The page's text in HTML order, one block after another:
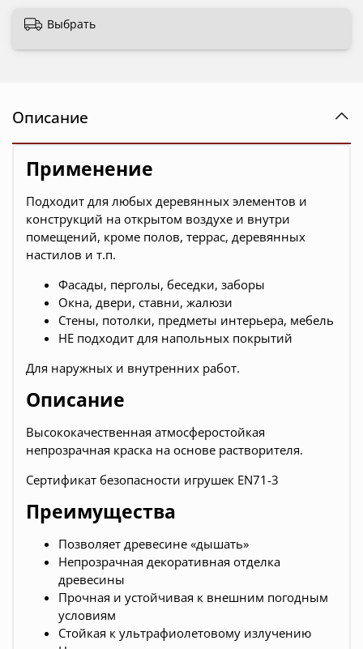
Выбрать
Описание
Применение
Подходит для любых деревянных элементов и
конструкций на открытом воздухе и внутри
помещений, кроме полов, террас, деревянных
настилов и т.п.
Фасады, перголы, беседки, заборы
Окна, двери, ставни, жалюзи
Стены, потолки, предметы интерьера, мебель
НЕ подходит для напольных покрытий
Для наружных и внутренних работ.
Описание
Высококачественная атмосферостойкая
непрозрачная краска на основе растворителя.
Сертификат безопасности игрушек EN71-3
Преимущества
Позволяет древесине «дышать»
Непрозрачная декоративная отделка
древесины
Прочная и устойчивая к внешним погодным
условиям
Стойкая к ультрафиолетовому излучению